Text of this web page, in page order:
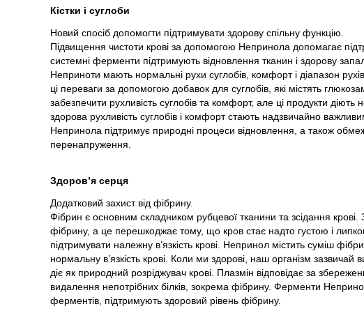
Кістки і суглоби
Новий спосіб допомогти підтримувати здорову спільну функцію.
Підвищення чистоти крові за допомогою Непринола допомагає
системні ферменти підтримують відновлення тканин і здорову
Неприноти мають нормальні рухи суглобів, комфорт і діапазон
ці переваги за допомогою добавок для суглобів, які містять
забезпечити рухливість суглобів та комфорт, але ці продукти діють
здорова рухливість суглобів і комфорт стають надзвичайно
Непринола підтримує природні процеси відновлення, а також
перенапруження.
Здоров’я серця
Додатковий захист від фібрину.
Фібрин є основним складником рубцевої тканини та зсідання крові.
фібрину, а це перешкоджає тому, що кров стає надто густою і
підтримувати належну в’язкість крові. Непринол містить суміш
нормальну в’язкість крові. Коли ми здорові, наш організм
діє як природний розріджувач крові. Плазмін відповідає за
видалення непотрібних білків, зокрема фібрину. Ферменти
ферментів, підтримують здоровий рівень фібрину.